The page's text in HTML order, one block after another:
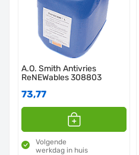
A.O. Smith Antivries
ReNEWables 308803
73,77
Volgende
werkdag in huis